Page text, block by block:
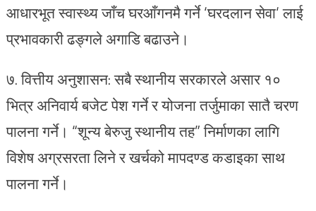
आधारभूत स्वास्थ्य जाँच घरआँगनमै गर्ने ‘घरदलान सेवा‘ लाई
प्रभावकारी ढङ्गले अगाडि बढाउने।
७.⁠ वित्तीय अनुशासन: सबै स्थानीय सरकारले असार १०
भित्र अनिवार्य बजेट पेश गर्ने र योजना तर्जुमाका सातै चरण
पालना गर्ने। “शून्य बेरुजु स्थानीय तह” निर्माणका लागि
विशेष अग्रसरता लिने र खर्चको मापदण्ड कडाइका साथ
पालना गर्ने।